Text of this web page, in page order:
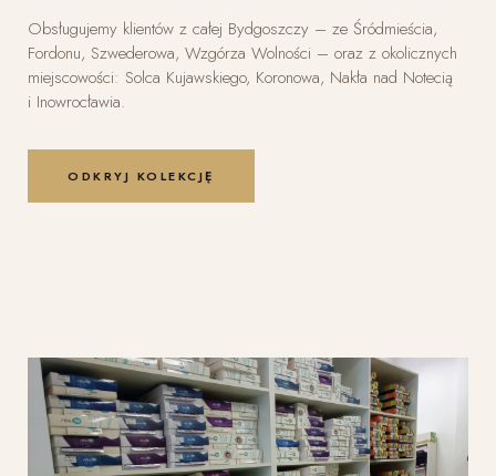
Obsługujemy klientów z całej Bydgoszczy – ze Śródmieścia,
Fordonu, Szwederowa, Wzgórza Wolności – oraz z okolicznych
miejscowości: Solca Kujawskiego, Koronowa, Nakła nad Notecią
i Inowrocławia.
ODKRYJ KOLEKCJĘ